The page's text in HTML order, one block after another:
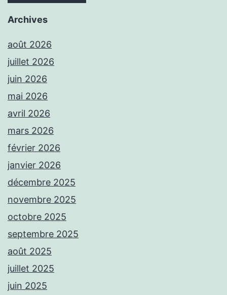
Archives
août 2026
juillet 2026
juin 2026
mai 2026
avril 2026
mars 2026
février 2026
janvier 2026
décembre 2025
novembre 2025
octobre 2025
septembre 2025
août 2025
juillet 2025
juin 2025